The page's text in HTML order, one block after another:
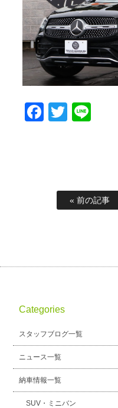
ホーム
Facebook
Twitter
« 前の記事
Categories
スタッフブログ一覧
ニュース一覧
納車情報一覧
SUV・ミニバン